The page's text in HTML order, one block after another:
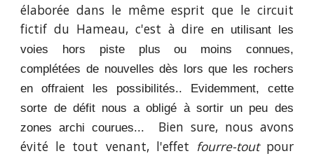
élaborée dans le même esprit que le circuit
fictif du Hameau, c'est à direen utilisant les
voies hors piste plus ou moins connues,
complétées de nouvelles dès lors que les rochers
en offraient les possibilités.. Evidemment, cette
sorte de défit nous a obligé à sortir un peu des
zones archi courues...
Bien sure, nous avons
évité le tout venant, l'effet fourre-toutpour